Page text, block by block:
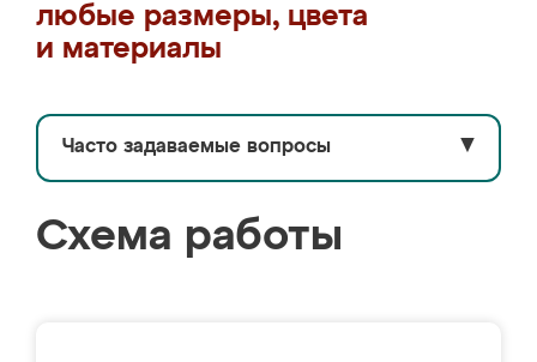
любые размеры, цвета
и материалы
Часто задаваемые вопросы ▼
Схема работы